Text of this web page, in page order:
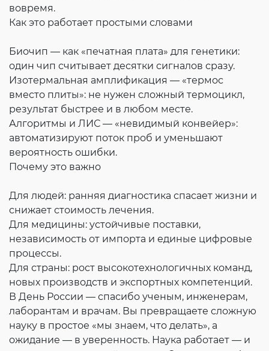
вовремя.
Как это работает простыми словами
Биочип — как «печатная плата» для генетики:
один чип считывает десятки сигналов сразу.
Изотермальная амплификация — «термос
вместо плиты»: не нужен сложный термоцикл,
результат быстрее и в любом месте.
Алгоритмы и ЛИС — «невидимый конвейер»:
автоматизируют поток проб и уменьшают
вероятность ошибки.
Почему это важно
Для людей: ранняя диагностика спасает жизни и
снижает стоимость лечения.
Для медицины: устойчивые поставки,
независимость от импорта и единые цифровые
процессы.
Для страны: рост высокотехнологичных команд,
новых производств и экспортных компетенций.
В День России — спасибо ученым, инженерам,
лаборантам и врачам. Вы превращаете сложную
науку в простое «мы знаем, что делать», а
ожидание — в уверенность. Наука работает — и